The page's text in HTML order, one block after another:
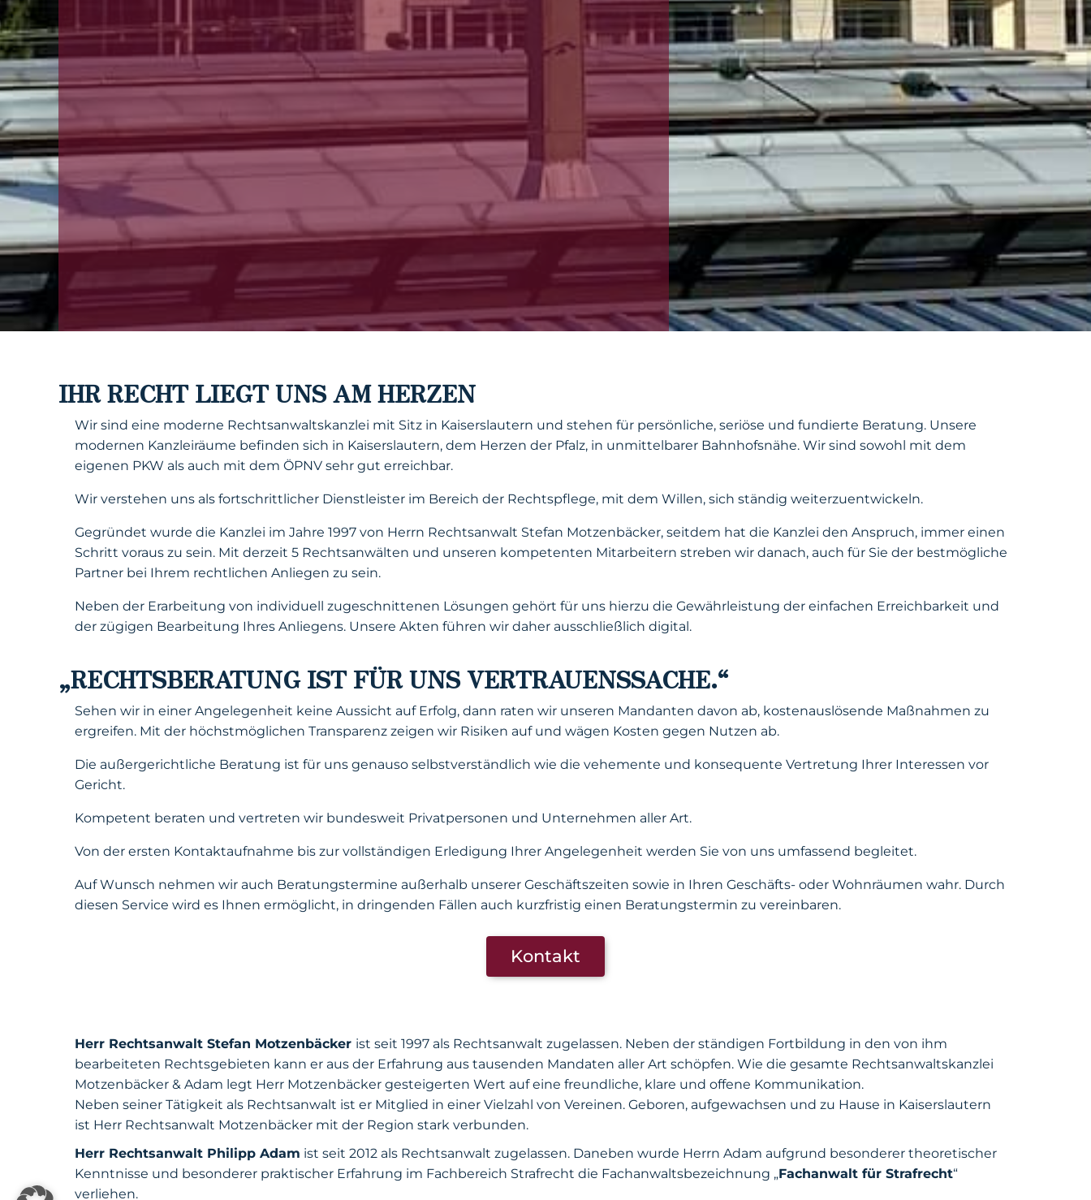
IHR RECHT LIEGT UNS AM HERZEN
Wir sind eine moderne Rechtsanwaltskanzlei mit Sitz in Kaiserslautern und stehen für persönliche, seriöse und fundierte Beratung. Unsere
modernen Kanzleiräume befinden sich in Kaiserslautern, dem Herzen der Pfalz, in unmittelbarer Bahnhofsnähe. Wir sind sowohl mit dem
eigenen PKW als auch mit dem ÖPNV sehr gut erreichbar.
Wir verstehen uns als fortschrittlicher Dienstleister im Bereich der Rechtspflege, mit dem Willen, sich ständig weiterzuentwickeln.
Gegründet wurde die Kanzlei im Jahre 1997 von Herrn Rechtsanwalt Stefan Motzenbäcker, seitdem hat die Kanzlei den Anspruch, immer einen
Schritt voraus zu sein. Mit derzeit 5 Rechtsanwälten und unseren kompetenten Mitarbeitern streben wir danach, auch für Sie der bestmögliche
Partner bei Ihrem rechtlichen Anliegen zu sein.
Neben der Erarbeitung von individuell zugeschnittenen Lösungen gehört für uns hierzu die Gewährleistung der einfachen Erreichbarkeit und
der zügigen Bearbeitung Ihres Anliegens. Unsere Akten führen wir daher ausschließlich digital.
„RECHTSBERATUNG IST FÜR UNS VERTRAUENSSACHE.“
Sehen wir in einer Angelegenheit keine Aussicht auf Erfolg, dann raten wir unseren Mandanten davon ab, kostenauslösende Maßnahmen zu
ergreifen. Mit der höchstmöglichen Transparenz zeigen wir Risiken auf und wägen Kosten gegen Nutzen ab.
Die außergerichtliche Beratung ist für uns genauso selbstverständlich wie die vehemente und konsequente Vertretung Ihrer Interessen vor
Gericht.
Kompetent beraten und vertreten wir bundesweit Privatpersonen und Unternehmen aller Art.
Von der ersten Kontaktaufnahme bis zur vollständigen Erledigung Ihrer Angelegenheit werden Sie von uns umfassend begleitet.
Auf Wunsch nehmen wir auch Beratungstermine außerhalb unserer Geschäftszeiten sowie in Ihren Geschäfts- oder Wohnräumen wahr. Durch
diesen Service wird es Ihnen ermöglicht, in dringenden Fällen auch kurzfristig einen Beratungstermin zu vereinbaren.
Kontakt
Herr Rechtsanwalt Stefan Motzenbäcker ist seit 1997 als Rechtsanwalt zugelassen. Neben der ständigen Fortbildung in den von ihm
bearbeiteten Rechtsgebieten kann er aus der Erfahrung aus tausenden Mandaten aller Art schöpfen. Wie die gesamte Rechtsanwaltskanzlei
Motzenbäcker & Adam legt Herr Motzenbäcker gesteigerten Wert auf eine freundliche, klare und offene Kommunikation.
Neben seiner Tätigkeit als Rechtsanwalt ist er Mitglied in einer Vielzahl von Vereinen. Geboren, aufgewachsen und zu Hause in Kaiserslautern
ist Herr Rechtsanwalt Motzenbäcker mit der Region stark verbunden.
Herr Rechtsanwalt Philipp Adam ist seit 2012 als Rechtsanwalt zugelassen. Daneben wurde Herrn Adam aufgrund besonderer theoretischer
Kenntnisse und besonderer praktischer Erfahrung im Fachbereich Strafrecht die Fachanwaltsbezeichnung „Fachanwalt für Strafrecht“
verliehen.